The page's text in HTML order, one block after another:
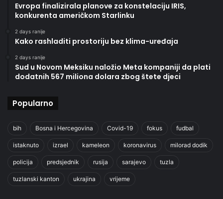
Evropa finalizirala planove za konstelaciju IRIS,
konkurenta američkom Starlinku
2 days ranije
Kako rashladiti prostoriju bez klima-uređaja
2 days ranije
Sud u Novom Meksiku naložio Meta kompaniji da plati
dodatnih 567 miliona dolara zbog štete djeci
Popularno
bih Bosna i Hercegovina Covid-19 fokus fudbal
istaknuto izrael kameleon koronavirus milorad dodik
policija predsjednik rusija sarajevo tuzla
tuzlanski kanton ukrajina vrijeme